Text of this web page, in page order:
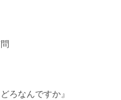
ろなんですか』